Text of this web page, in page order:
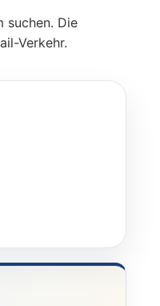
suchen. Die
Verkehr.